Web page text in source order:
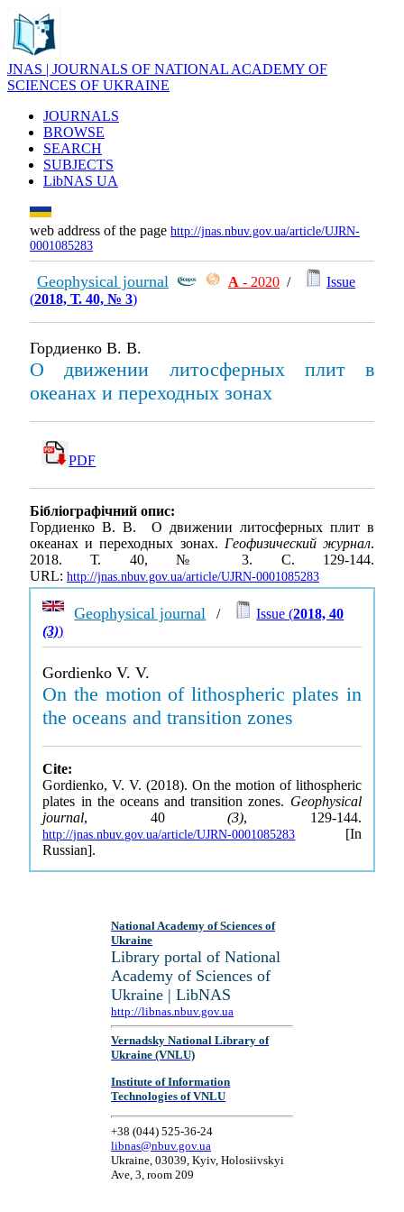
JNAS | JOURNALS OF NATIONAL ACADEMY OF
SCIENCES OF UKRAINE
JOURNALS
BROWSE
SEARCH
SUBJECTS
LibNAS UA
web address of the page http://jnas.nbuv.gov.ua/article/UJRN-
0001085283
Geophysical journal А - 2020 /
Issue
(2018, Т. 40, № 3)
Гордиенко В. В.
О движении литосферных плит в
океанах и переходных зонах
PDF
Бібліографічний опис:
Гордиенко В. В. О движении литосферных плит в
океанах и переходных зонах. Геофизический журнал.
2018. Т. 40, № 3. С. 129-144.
URL: http://jnas.nbuv.gov.ua/article/UJRN-0001085283
Geophysical journal / Issue (2018, 40
(3))
Gordienko V. V.
On the motion of lithospheric plates in
the oceans and transition zones
Cite:
Gordienko, V. V. (2018). On the motion of lithospheric
plates in the oceans and transition zones. Geophysical
journal, 40(3), 129-144.
http://jnas.nbuv.gov.ua/article/UJRN-0001085283 [In
Russian].
National Academy of Sciences of
Ukraine
Library portal of National
Academy of Sciences of
Ukraine | LibNAS
http://libnas.nbuv.gov.ua
Vernadsky National Library of
Ukraine (VNLU)
Institute of Information
Technologies of VNLU
+38 (044) 525-36-24
libnas@nbuv.gov.ua
Ukraine, 03039, Kyiv, Holosiivskyi
Ave, 3, room 209